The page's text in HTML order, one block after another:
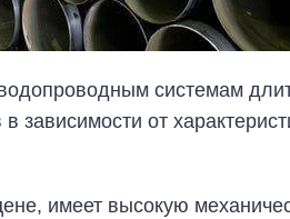
системам
зависимости от
имеет высокую